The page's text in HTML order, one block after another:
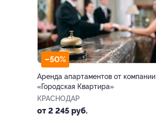
–50%
Аренда апартаментов от компании
«Городская Квартира»
КРАСНОДАР
от 2 245 руб.